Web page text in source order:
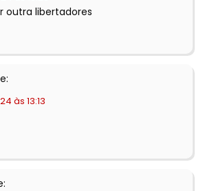
outra libertadores
às 13:13